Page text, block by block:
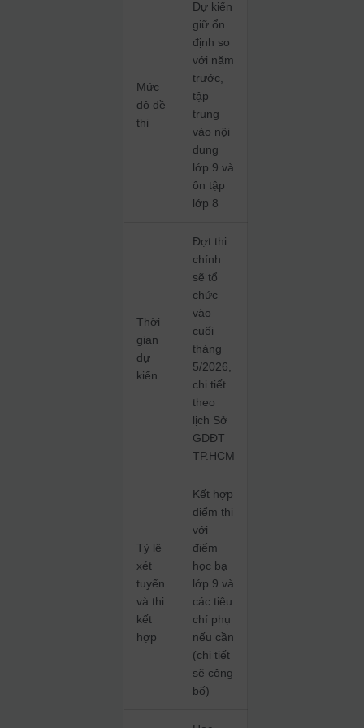
Mức
độ đề
thi
Dự kiến
giữ ổn
định so
với năm
trước,
tập
trung
vào nội
dung
lớp 9 và
ôn tập
lớp 8
Thời
gian
dự
kiến
Đợt thi
chính
sẽ tổ
chức
vào
cuối
tháng
5/2026,
chi tiết
theo
lịch Sở
GDĐT
TP.HCM
Tỷ lệ
xét
tuyển
và thi
kết
hợp
Kết hợp
điểm thi
với
điểm
học bạ
lớp 9 và
các tiêu
chí phụ
nếu cần
(chi tiết
sẽ công
bố)